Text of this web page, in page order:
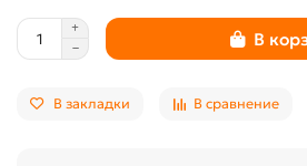
В
В закладки В сравнение